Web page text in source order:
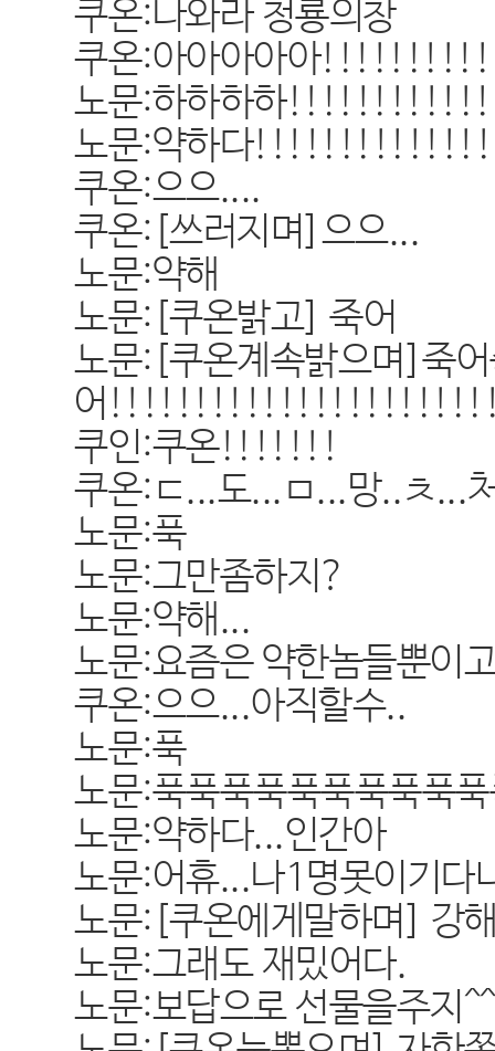
쿠온:나와라 청룡의창
쿠온:아아아아아
노문:하하하하
노문:약하다
쿠온:으으....
쿠온:[쓰러지며]으으...
노문:약해
노문:[쿠온밝고] 죽어
노문:[쿠온계속밝으며]죽
어
쿠인:쿠온!!!!!!!
쿠온:ㄷ...도...ㅁ...망..ㅊ...
노문:푹
노문:그만좀하지?
노문:약해...
노문:요즘은 약한놈들뿐이
쿠온:으으...아직할수..
노문:푹
노문:푹푹푹푹푹푹푹푹푹
노문:약하다...인간아
노문:어휴...나1명못이기다
노문:[쿠온에게말하며] 강
노문:그래도 재밌어다.
노문:보답으로 선물을주지^^